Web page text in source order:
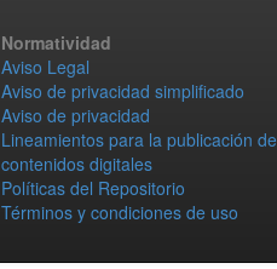
Normatividad
Aviso Legal
Aviso de privacidad simplificado
Aviso de privacidad
Lineamientos para la publicación de
contenidos digitales
Políticas del Repositorio
Términos y condiciones de uso